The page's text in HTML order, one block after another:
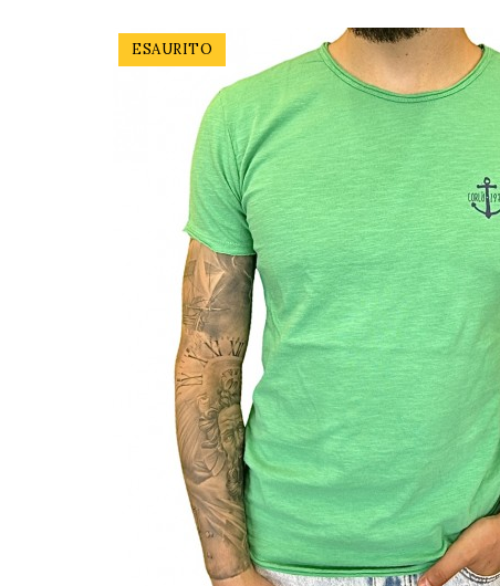
ESAURITO